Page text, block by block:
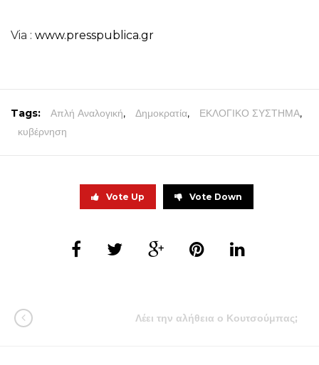
Via : www.presspublica.gr
Tags: Απλή Αναλογική, Δημοκρατία, ΕΚΛΟΓΙΚΟ ΣΥΣΤΗΜΑ,
κυβέρνηση
Vote Up Vote Down
Λέει την αλήθεια ο Κουτσούμπας;